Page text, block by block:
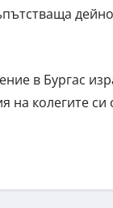
в Бургас
на колегите